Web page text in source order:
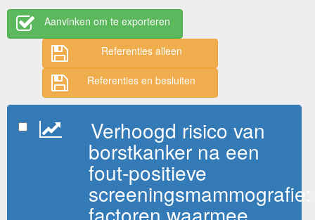
Aanvinken om te exporteren
Referenties alleen
Referenties en besluiten
Verhoogd risico van
borstkanker na een
fout-positieve
screeningsmammografie:
factoren waarmee